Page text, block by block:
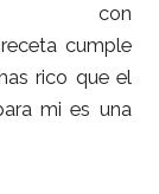
cumple
rico que el
mi es una